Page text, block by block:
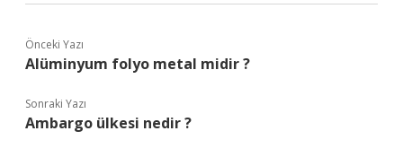
Önceki Yazı
Alüminyum folyo metal midir ?
Sonraki Yazı
Ambargo ülkesi nedir ?